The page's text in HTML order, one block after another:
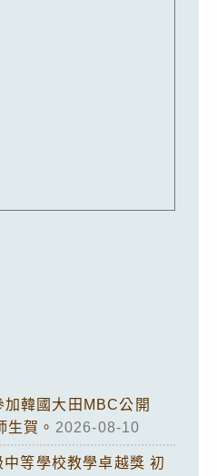
韓國大田MBC公開
生賀。 2026-08-10
中等學校教學卓越獎 初